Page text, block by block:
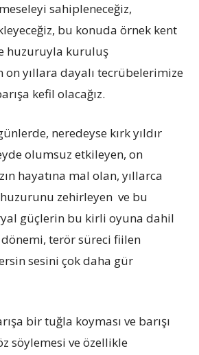
sahipleneceğiz,
bu konuda örnek kent
huzuruyla kuruluş
on yıllara dayalı tecrübelerimize
kefil olacağız.
neredeyse kırk yıldır
olumsuz etkileyen, on
hayatına mal olan, yıllarca
zehirleyen ve bu
güçlerin bu kirli oyuna dahil
terör süreci fiilen
sesini çok daha gür
bir tuğla koyması ve barışı
söylemesi ve özellikle